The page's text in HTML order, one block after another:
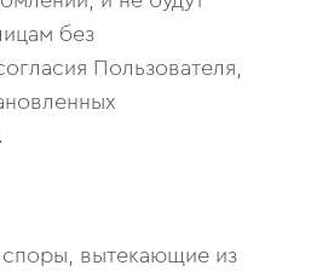
без
Пользователя,
вытекающие из